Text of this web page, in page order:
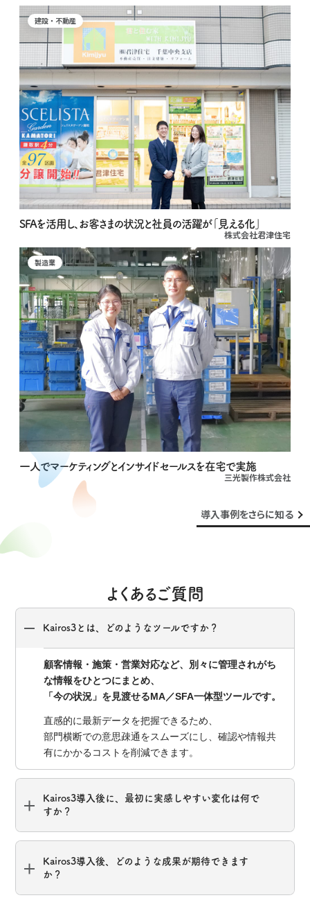
建設・不動産
SFAを活用し、お客さまの状況と社員の活躍が「見える化」
株式会社君津住宅
製造業
一人でマーケティングとインサイドセールスを在宅で実施
三光製作株式会社
導入事例をさらに知る
よくあるご質問
Kairos3とは、どのようなツールですか？
顧客情報・施策・営業対応など、別々に管理されがち
な情報をひとつにまとめ、
「今の状況」を見渡せるMA／SFA一体型ツールです。
直感的に最新データを把握できるため、
部門横断での意思疎通をスムーズにし、確認や情報共
有にかかるコストを削減できます。
Kairos3導入後に、最初に実感しやすい変化は何で
すか？
Kairos3導入後、どのような成果が期待できます
か？